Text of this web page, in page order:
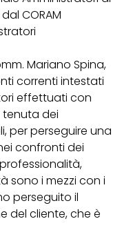
CORAM
Mariano Spina,
correnti intestati
effettuati con
tenuta dei
per perseguire una
confronti dei
sono i mezzi con i
perseguito il
del cliente, che è